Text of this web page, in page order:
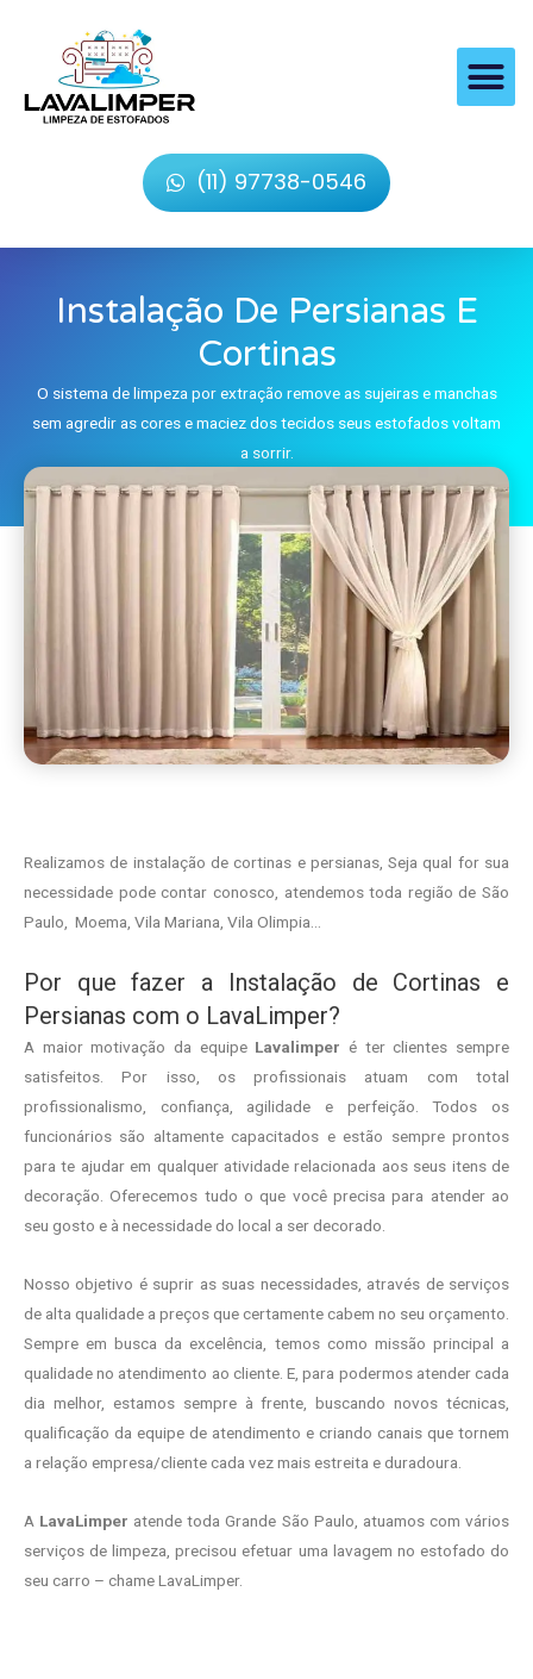
(11) 97738-0546
Instalação De Persianas E
Cortinas
O sistema de limpeza por extração remove as sujeiras e manchas
sem agredir as cores e maciez dos tecidos seus estofados voltam
a sorrir.
Realizamos de instalação de cortinas e persianas, Seja qual for sua
necessidade pode contar conosco, atendemos toda região de São
Paulo, Moema, Vila Mariana, Vila Olimpia…
Por que fazer a Instalação de Cortinas e
Persianas com o LavaLimper?
A maior motivação da equipe Lavalimper é ter clientes sempre
satisfeitos. Por isso, os profissionais atuam com total
profissionalismo, confiança, agilidade e perfeição. Todos os
funcionários são altamente capacitados e estão sempre prontos
para te ajudar em qualquer atividade relacionada aos seus itens de
decoração. Oferecemos tudo o que você precisa para atender ao
seu gosto e à necessidade do local a ser decorado.
Nosso objetivo é suprir as suas necessidades, através de serviços
de alta qualidade a preços que certamente cabem no seu orçamento.
Sempre em busca da excelência, temos como missão principal a
qualidade no atendimento ao cliente. E, para podermos atender cada
dia melhor, estamos sempre à frente, buscando novos técnicas,
qualificação da equipe de atendimento e criando canais que tornem
a relação empresa/cliente cada vez mais estreita e duradoura.
A LavaLimper atende toda Grande São Paulo, atuamos com vários
serviços de limpeza, precisou efetuar uma lavagem no estofado do
seu carro – chame LavaLimper.